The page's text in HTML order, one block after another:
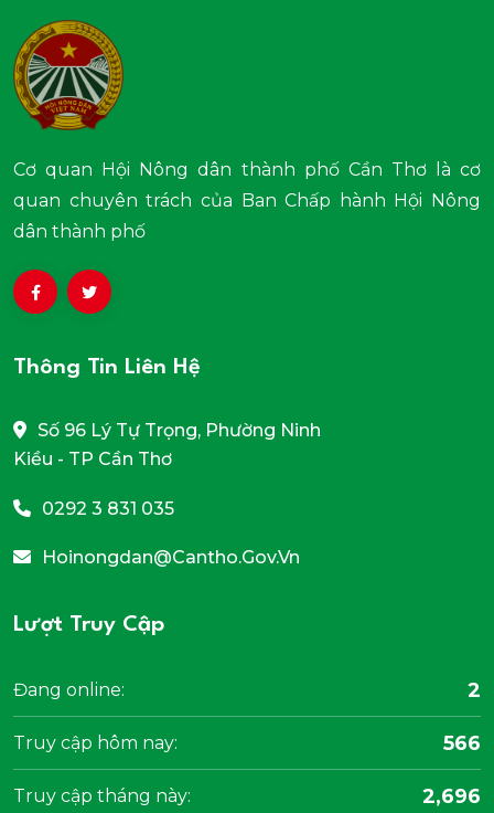
Cơ quan Hội Nông dân thành phố Cần Thơ là cơ
quan chuyên trách của Ban Chấp hành Hội Nông
dân thành phố
Thông Tin Liên Hệ
Số 96 Lý Tự Trọng, Phường Ninh
Kiều - TP Cần Thơ
0292 3 831 035
Hoinongdan@cantho.gov.vn
Lượt Truy Cập
Đang online: 2
Truy cập hôm nay: 566
Truy cập tháng này: 2,696